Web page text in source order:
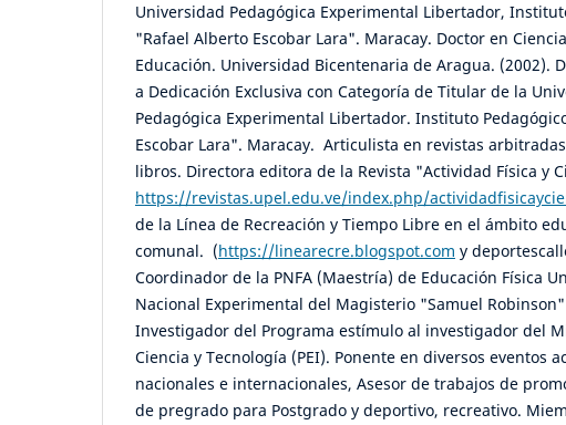
Universidad Pedagógica Experimental Libertador,
"Rafael Alberto Escobar Lara". Maracay. Doctor en
Educación. Universidad Bicentenaria de Aragua. (2002).
a Dedicación Exclusiva con Categoría de Titular de la
Pedagógica Experimental Libertador. Instituto
Escobar Lara". Maracay. Articulista en revistas
libros. Directora editora de la Revista "Actividad Física y
https://revistas.upel.edu.ve/index.php/
de la Línea de Recreación y Tiempo Libre en el ámbito
comunal. (https://linearecre.blogspot.com y
Coordinador de la PNFA (Maestría) de Educación Física
Nacional Experimental del Magisterio "Samuel Robinson"
Investigador del Programa estímulo al investigador del
Ciencia y Tecnología (PEI). Ponente en diversos eventos
nacionales e internacionales, Asesor de trabajos de
de pregrado para Postgrado y deportivo, recreativo.